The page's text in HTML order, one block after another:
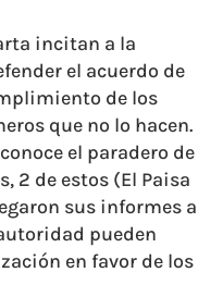
incitan a la
el acuerdo de
de los
que no lo hacen.
el paradero de
2 de estos (El Paisa
sus informes a
pueden
en favor de los